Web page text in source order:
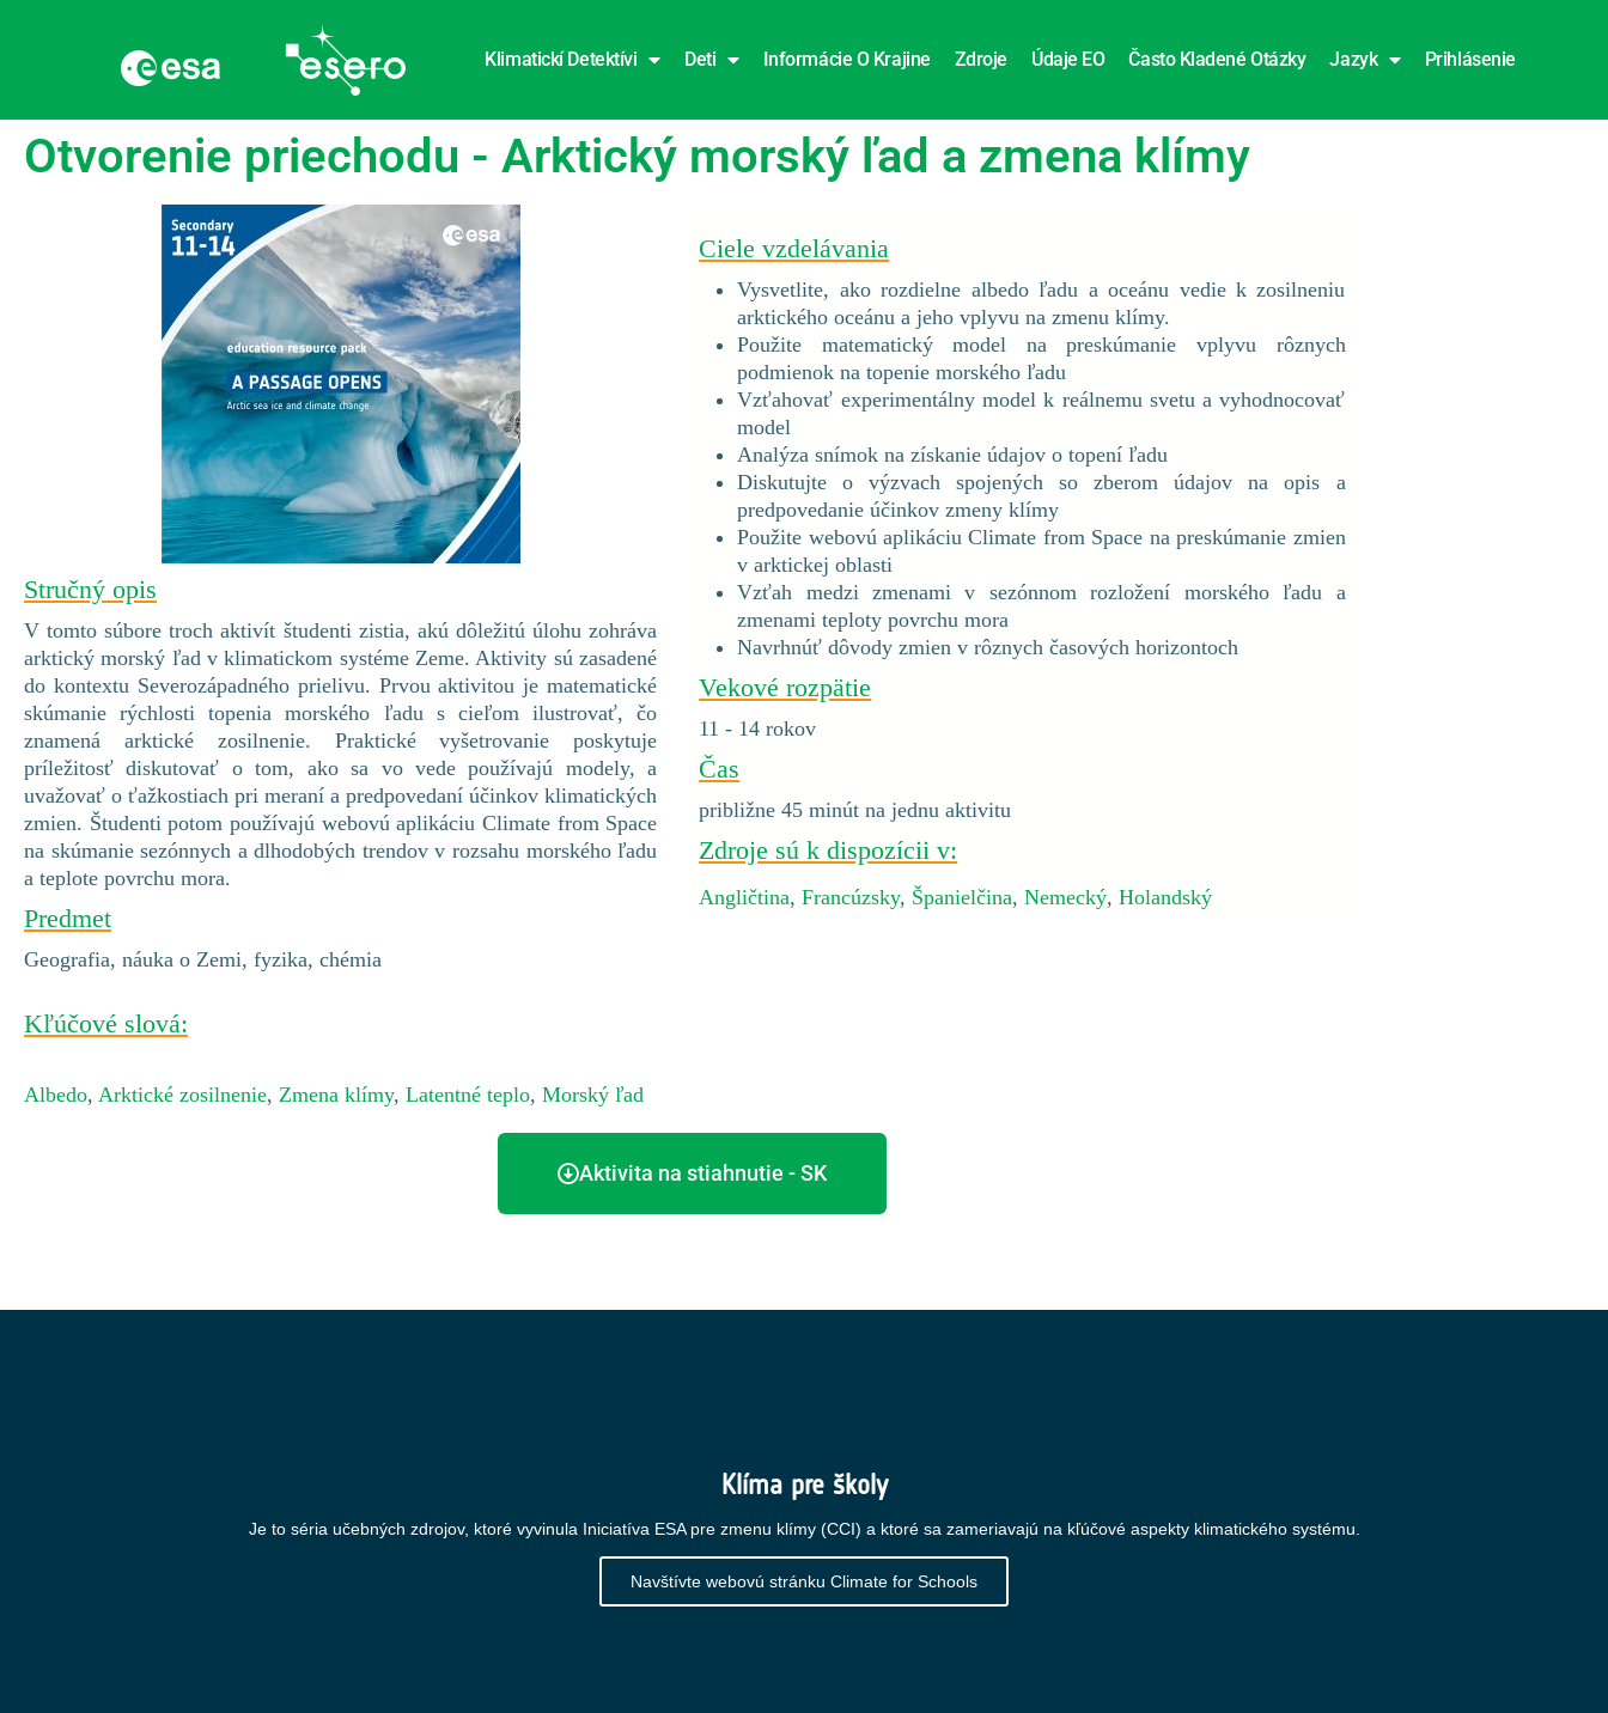
Klimatickí Detektívi Deti Informácie O Krajine Zdroje Údaje EO Často Kladené Otázky Jazyk Prihlásenie
Otvorenie priechodu - Arktický morský ľad a zmena klímy
Stručný opis
V tomto súbore troch aktivít študenti zistia, akú dôležitú úlohu zohráva
arktický morský ľad v klimatickom systéme Zeme. Aktivity sú zasadené
do kontextu Severozápadného prielivu. Prvou aktivitou je matematické
skúmanie rýchlosti topenia morského ľadu s cieľom ilustrovať, čo
znamená arktické zosilnenie. Praktické vyšetrovanie poskytuje
príležitosť diskutovať o tom, ako sa vo vede používajú modely, a
uvažovať o ťažkostiach pri meraní a predpovedaní účinkov klimatických
zmien. Študenti potom používajú webovú aplikáciu Climate from Space
na skúmanie sezónnych a dlhodobých trendov v rozsahu morského ľadu
a teplote povrchu mora.
Predmet
Geografia, náuka o Zemi, fyzika, chémia
Ciele vzdelávania
Vysvetlite, ako rozdielne albedo ľadu a oceánu vedie k zosilneniu
arktického oceánu a jeho vplyvu na zmenu klímy.
Použite matematický model na preskúmanie vplyvu rôznych
podmienok na topenie morského ľadu
Vzťahovať experimentálny model k reálnemu svetu a vyhodnocovať
model
Analýza snímok na získanie údajov o topení ľadu
Diskutujte o výzvach spojených so zberom údajov na opis a
predpovedanie účinkov zmeny klímy
Použite webovú aplikáciu Climate from Space na preskúmanie zmien
v arktickej oblasti
Vzťah medzi zmenami v sezónnom rozložení morského ľadu a
zmenami teploty povrchu mora
Navrhnúť dôvody zmien v rôznych časových horizontoch
Vekové rozpätie
11 - 14 rokov
Čas
približne 45 minút na jednu aktivitu
Zdroje sú k dispozícii v:
Angličtina,Francúzsky, Španielčina,Nemecký,Holandský
Kľúčové slová:
Albedo, Arktické zosilnenie, Zmena klímy, Latentné teplo, Morský ľad
Aktivita na stiahnutie - SK
Klíma pre školy
Je to séria učebných zdrojov, ktoré vyvinula Iniciatíva ESA pre zmenu klímy (CCI) a ktoré sa zameriavajú na kľúčové aspekty klimatického systému.
Navštívte webovú stránku Climate for Schools